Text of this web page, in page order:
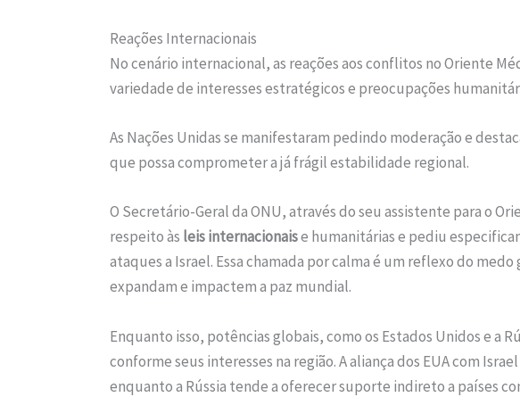
Reações Internacionais
No cenário internacional, as reações aos conflitos no Oriente
variedade de interesses estratégicos e preocupações
As Nações Unidas se manifestaram pedindo moderação e
que possa comprometer a já frágil estabilidade regional.
O Secretário-Geral da ONU, através do seu assistente para o
respeito às leis internacionaise humanitárias e pediu
ataques a Israel. Essa chamada por calma é um reflexo do
expandam e impactem a paz mundial.
Enquanto isso, potências globais, como os Estados Unidos e a
conforme seus interesses na região. A aliança dos EUA com
enquanto a Rússia tende a oferecer suporte indireto a países